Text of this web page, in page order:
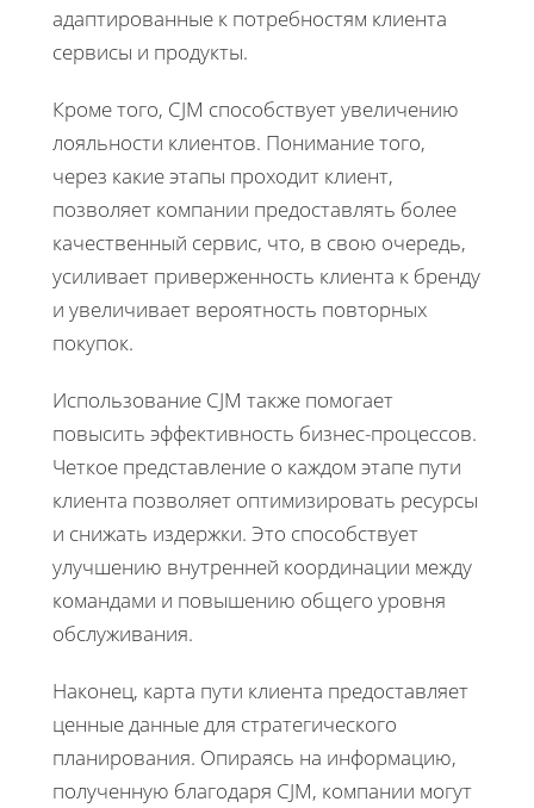
адаптированные к потребностям клиента
сервисы и продукты.
Кроме того, CJM способствует увеличению
лояльности клиентов. Понимание того,
через какие этапы проходит клиент,
позволяет компании предоставлять более
качественный сервис, что, в свою очередь,
усиливает приверженность клиента к бренду
и увеличивает вероятность повторных
покупок.
Использование CJM также помогает
повысить эффективность бизнес-процессов.
Четкое представление о каждом этапе пути
клиента позволяет оптимизировать ресурсы
и снижать издержки. Это способствует
улучшению внутренней координации между
командами и повышению общего уровня
обслуживания.
Наконец, карта пути клиента предоставляет
ценные данные для стратегического
планирования. Опираясь на информацию,
полученную благодаря CJM, компании могут